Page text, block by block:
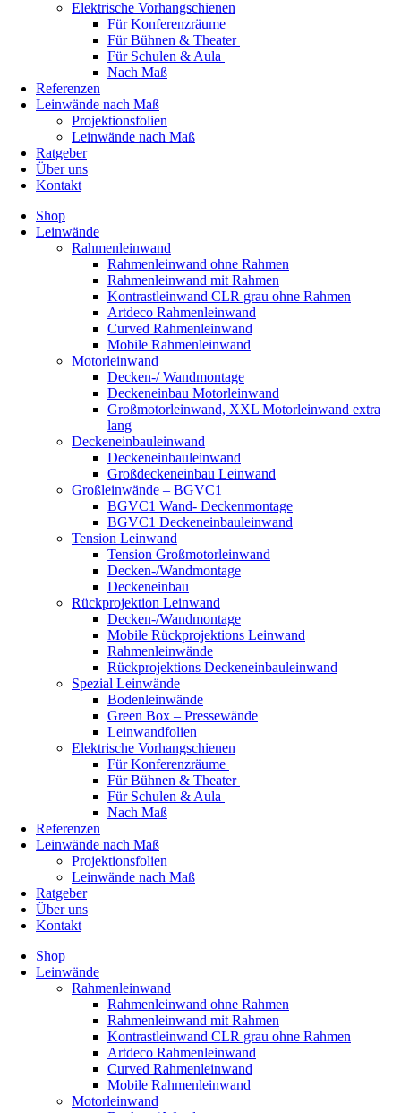
Elektrische Vorhangschienen
Für Konferenzräume
Für Bühnen & Theater
Für Schulen & Aula
Nach Maß
Referenzen
Leinwände nach Maß
Projektionsfolien
Leinwände nach Maß
Ratgeber
Über uns
Kontakt
Shop
Leinwände
Rahmenleinwand
Rahmenleinwand ohne Rahmen
Rahmenleinwand mit Rahmen
Kontrastleinwand CLR grau ohne Rahmen
Artdeco Rahmenleinwand
Curved Rahmenleinwand
Mobile Rahmenleinwand
Motorleinwand
Decken-/ Wandmontage
Deckeneinbau Motorleinwand
Großmotorleinwand, XXL Motorleinwand extra
lang
Deckeneinbauleinwand
Deckeneinbauleinwand
Großdeckeneinbau Leinwand
Großleinwände – BGVC1
BGVC1 Wand- Deckenmontage
BGVC1 Deckeneinbauleinwand
Tension Leinwand
Tension Großmotorleinwand
Decken-/Wandmontage
Deckeneinbau
Rückprojektion Leinwand
Decken-/Wandmontage
Mobile Rückprojektions Leinwand
Rahmenleinwände
Rückprojektions Deckeneinbauleinwand
Spezial Leinwände
Bodenleinwände
Green Box – Pressewände
Leinwandfolien
Elektrische Vorhangschienen
Für Konferenzräume
Für Bühnen & Theater
Für Schulen & Aula
Nach Maß
Referenzen
Leinwände nach Maß
Projektionsfolien
Leinwände nach Maß
Ratgeber
Über uns
Kontakt
Shop
Leinwände
Rahmenleinwand
Rahmenleinwand ohne Rahmen
Rahmenleinwand mit Rahmen
Kontrastleinwand CLR grau ohne Rahmen
Artdeco Rahmenleinwand
Curved Rahmenleinwand
Mobile Rahmenleinwand
Motorleinwand